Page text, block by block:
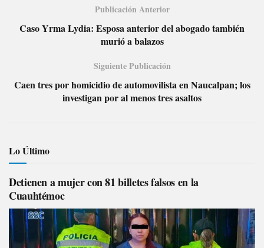
Publicación Anterior
Caso Yrma Lydia: Esposa anterior del abogado también
murió a balazos
Siguiente Publicación
Caen tres por homicidio de automovilista en Naucalpan; los
investigan por al menos tres asaltos
Lo Último
Detienen a mujer con 81 billetes falsos en la
Cuauhtémoc